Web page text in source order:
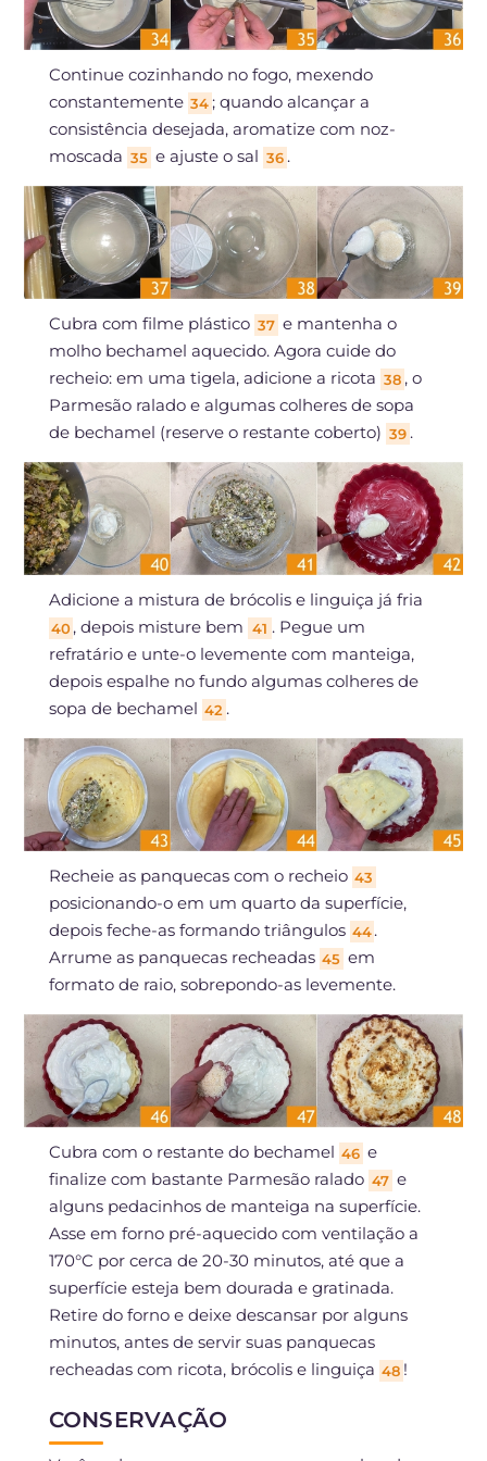
Continue cozinhando no fogo, mexendo
constantemente 34 ; quando alcançar a
consistência desejada, aromatize com noz-
moscada 35 e ajuste o sal 36 .
Cubra com filme plástico 37 e mantenha o
molho bechamel aquecido. Agora cuide do
recheio: em uma tigela, adicione a ricota 38 , o
Parmesão ralado e algumas colheres de sopa
de bechamel (reserve o restante coberto) 39 .
Adicione a mistura de brócolis e linguiça já fria
40 , depois misture bem 41 . Pegue um
refratário e unte-o levemente com manteiga,
depois espalhe no fundo algumas colheres de
sopa de bechamel 42 .
Recheie as panquecas com o recheio 43
posicionando-o em um quarto da superfície,
depois feche-as formando triângulos 44 .
Arrume as panquecas recheadas 45 em
formato de raio, sobrepondo-as levemente.
Cubra com o restante do bechamel 46 e
finalize com bastante Parmesão ralado 47 e
alguns pedacinhos de manteiga na superfície.
Asse em forno pré-aquecido com ventilação a
170°C por cerca de 20-30 minutos, até que a
superfície esteja bem dourada e gratinada.
Retire do forno e deixe descansar por alguns
minutos, antes de servir suas panquecas
recheadas com ricota, brócolis e linguiça 48 !
CONSERVAÇÃO